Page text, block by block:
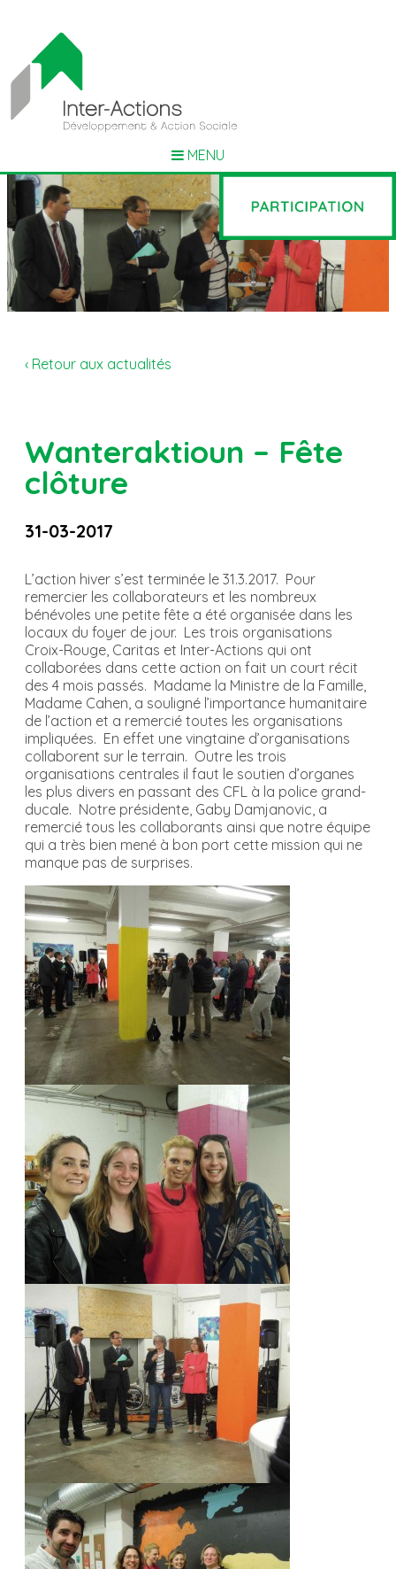
MENU
‹ Retour aux actualités
Wanteraktioun – Fête
clôture
31-03-2017
L’action hiver s’est terminée le 31.3.2017. Pour
remercier les collaborateurs et les nombreux
bénévoles une petite fête a été organisée dans les
locaux du foyer de jour. Les trois organisations
Croix-Rouge, Caritas et Inter-Actions qui ont
collaborées dans cette action on fait un court récit
des 4 mois passés. Madame la Ministre de la Famille,
Madame Cahen, a souligné l’importance humanitaire
de l’action et a remercié toutes les organisations
impliquées. En effet une vingtaine d’organisations
collaborent sur le terrain. Outre les trois
organisations centrales il faut le soutien d’organes
les plus divers en passant des CFL à la police grand-
ducale. Notre présidente, Gaby Damjanovic, a
remercié tous les collaborants ainsi que notre équipe
qui a très bien mené à bon port cette mission qui ne
manque pas de surprises.